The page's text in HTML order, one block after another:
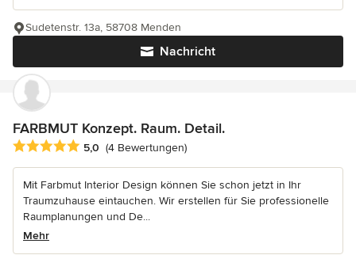
Nachricht
Sudetenstr. 13a, 58708 Menden
FARBMUT Konzept. Raum. Detail.
Durchschnittliche Bewertung: 5 von 5 Sternen
5,0 (4 Bewertungen)
Mit Farbmut Interior Design können Sie schon jetzt in Ihr
Traumzuhause eintauchen. Wir erstellen für Sie professionelle
Raumplanungen und De...
Mehr